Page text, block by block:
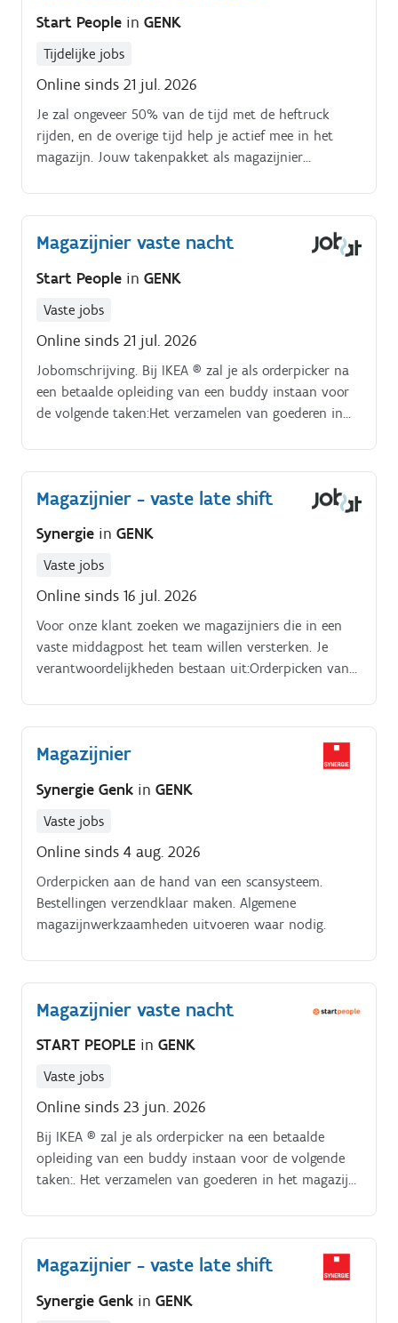
Start People in GENK
Tijdelijke jobs
Online sinds 21 jul. 2026
Je zal ongeveer 50% van de tijd met de heftruck
rijden, en de overige tijd help je actief mee in het
magazijn. Jouw takenpakket als magazijnier
magazijnOrderpicken van diverse productenLaden en
lossen van vrachtwagensControleren van goederen op
magazijn
Magazijnier vaste nacht
Start People in GENK
Vaste jobs
Online sinds 21 jul. 2026
Jobomschrijving. Bij IKEA ® zal je als orderpicker na
een betaalde opleiding van een buddy instaan voor
de volgende taken:Het verzamelen van goederen in
orderpicktruck.
Magazijnier - vaste late shift
Synergie in GENK
Vaste jobs
Online sinds 16 jul. 2026
Voor onze klant zoeken we magazijniers die in een
vaste middagpost het team willen versterken. Je
verantwoordelijkheden bestaan uit:Orderpicken van
Magazijnier
Synergie Genk in GENK
Vaste jobs
Online sinds 4 aug. 2026
Orderpicken aan de hand van een scansysteem.
Bestellingen verzendklaar maken. Algemene
magazijnwerkzaamheden uitvoeren waar nodig.
Magazijnier vaste nacht
START PEOPLE in GENK
Vaste jobs
Online sinds 23 jun. 2026
Bij IKEA ® zal je als orderpicker na een betaalde
opleiding van een buddy instaan voor de volgende
taken:. Het verzamelen van goederen in het magazijn
werkomgeving. Het is fysiek pittig werk: een PAX kast
weegt natuurlijk niet niks. Maar bekijk het positief,
Magazijnier - vaste late shift
Synergie Genk in GENK